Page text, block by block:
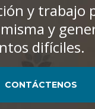
y trabajo
y
difíciles.
CONTÁCTENOS